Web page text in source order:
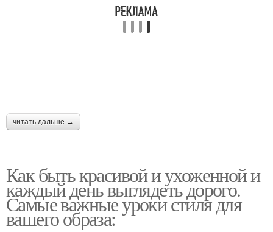
читать дальше →
Как быть красивой и ухоженной и
каждый день выглядеть дорого.
Самые важные уроки стиля для
вашего образа: